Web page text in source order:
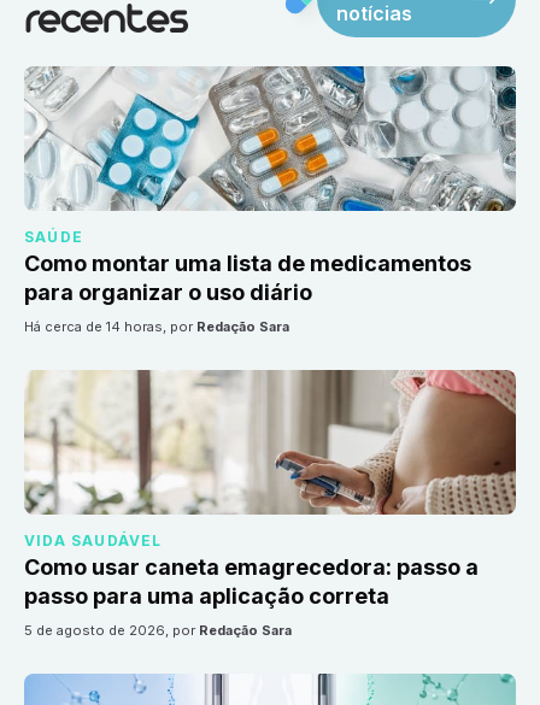
recentes
notícias
SAÚDE
Como montar uma lista de medicamentos
para organizar o uso diário
há cerca de 14 horas, por Redação Sara
VIDA SAUDÁVEL
Como usar caneta emagrecedora: passo a
passo para uma aplicação correta
5 de agosto de 2026, por Redação Sara